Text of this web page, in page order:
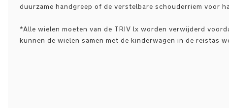
duurzame handgreep of de verstelbare schouderriem voor
*Alle wielen moeten van de TRIV lx worden verwijderd
kunnen de wielen samen met de kinderwagen in de reistas